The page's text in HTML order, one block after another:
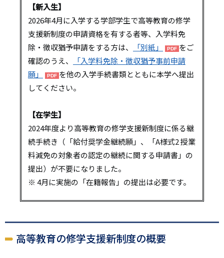
【新入生】
2026年4月に入学する学部学生で高等教育の修学
支援新制度の申請資格を有する者等、入学料免
除・徴収猶予申請をする方は、
「別紙」
をご
確認のうえ、
「入学料免除・徴収猶予事前申請
願」
を他の入学手続書類とともに本学へ提出
してください。
【在学生】
2024年度より高等教育の修学支援新制度に係る継
続手続き（「給付奨学金継続願」、「A様式2 授業
料減免の対象者の認定の継続に関する申請書」の
提出）が不要になりました。
※ 4月に実施の「在籍報告」の提出は必要です。
高等教育の修学支援新制度の概要